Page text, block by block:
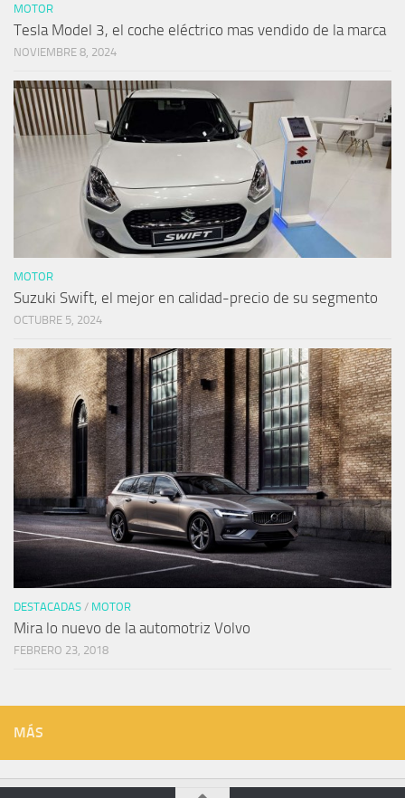
MOTOR
Tesla Model 3, el coche eléctrico mas vendido de la marca
NOVIEMBRE 8, 2024
MOTOR
Suzuki Swift, el mejor en calidad-precio de su segmento
OCTUBRE 5, 2024
DESTACADAS / MOTOR
Mira lo nuevo de la automotriz Volvo
FEBRERO 23, 2018
MÁS